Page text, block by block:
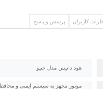
کاربران پرسش و پاسخ
هود داتیس مدل جنیو
موتور مجهز به سیستم ایمنی و محافظ